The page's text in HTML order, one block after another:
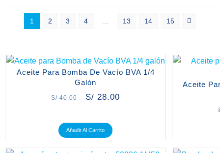
1 2 3 4 13 14 15
Aceite Para Bomba De Vacío BVA 1/4
Galón
S/40.00 S/ 28.00
Añadir Al Carrito
Aceite